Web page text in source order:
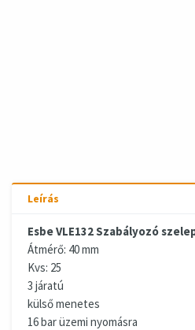
Leírás
Esbe VLE132 Szabályozó
Átmérő: 40 mm
Kvs: 25
3 járatú
külső menetes
16 bar üzemi nyomásra